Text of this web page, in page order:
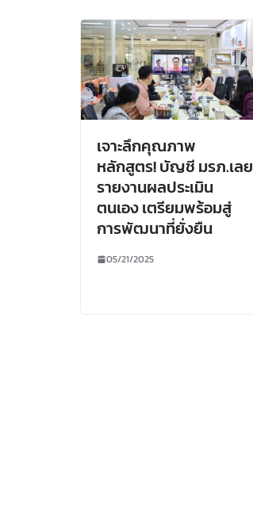
เจาะลึกคุณภาพ
หลักสูตร! บัญชี มรภ.เลย
รายงานผลประเมิน
ตนเอง เตรียมพร้อมสู่
การพัฒนาที่ยั่งยืน
05/21/2025